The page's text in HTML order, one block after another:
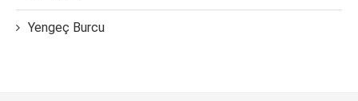
Yengeç Burcu